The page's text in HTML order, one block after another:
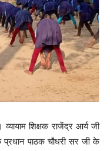
शिक्षक राजेंद्र आर्य जी
के प्रधान पाठक चौधरी सर जी के